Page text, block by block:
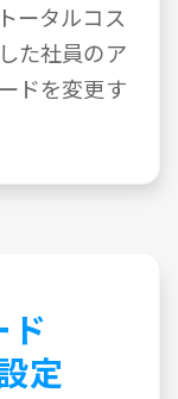
ータルコス
た社員のア
ドを変更す
ド
定